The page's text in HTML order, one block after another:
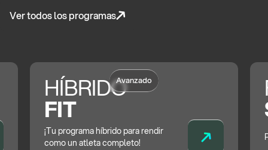
Ver todos los programas
Avanzado
HÍBRIDO
FIT
¡Tu programa híbrido para rendir
como un atleta completo!